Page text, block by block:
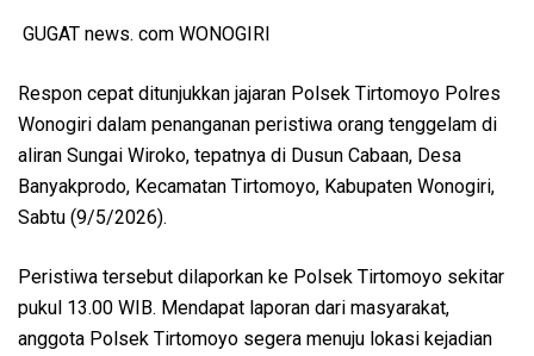
GUGAT news. com WONOGIRI
Respon cepat ditunjukkan jajaran Polsek Tirtomoyo Polres
Wonogiri dalam penanganan peristiwa orang tenggelam di
aliran Sungai Wiroko, tepatnya di Dusun Cabaan, Desa
Banyakprodo, Kecamatan Tirtomoyo, Kabupaten Wonogiri,
Sabtu (9/5/2026).
Peristiwa tersebut dilaporkan ke Polsek Tirtomoyo sekitar
pukul 13.00 WIB. Mendapat laporan dari masyarakat,
anggota Polsek Tirtomoyo segera menuju lokasi kejadian